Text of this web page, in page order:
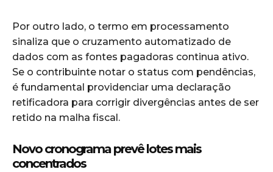
Por outro lado, o termo em processamento
sinaliza que o cruzamento automatizado de
dados com as fontes pagadoras continua ativo.
Se o contribuinte notar o status com pendências,
é fundamental providenciar uma declaração
retificadora para corrigir divergências antes de ser
retido na malha fiscal.
Novo cronograma prevê lotes mais
concentrados